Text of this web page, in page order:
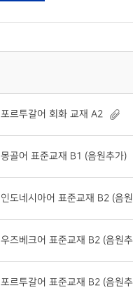
포르투갈어 회화 교재 A2
몽골어 표준교재 B1 (음원추가)
인도네시아어 표준교재 B2 (음
우즈베크어 표준교재 B2 (음원
포르투갈어 표준교재 B2 (음원